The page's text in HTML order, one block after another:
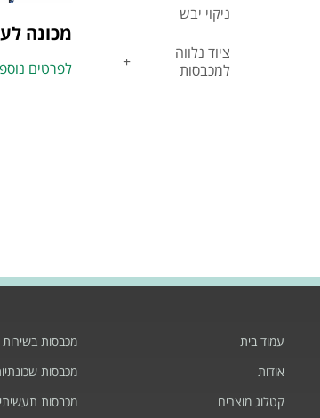
ניקוי יבש
ציוד נלווה
למכבסות
מכונה
לפרטים
עמוד בית
אודות
קטלוג מוצרים
מכבסות
מכבסות
מכבסות